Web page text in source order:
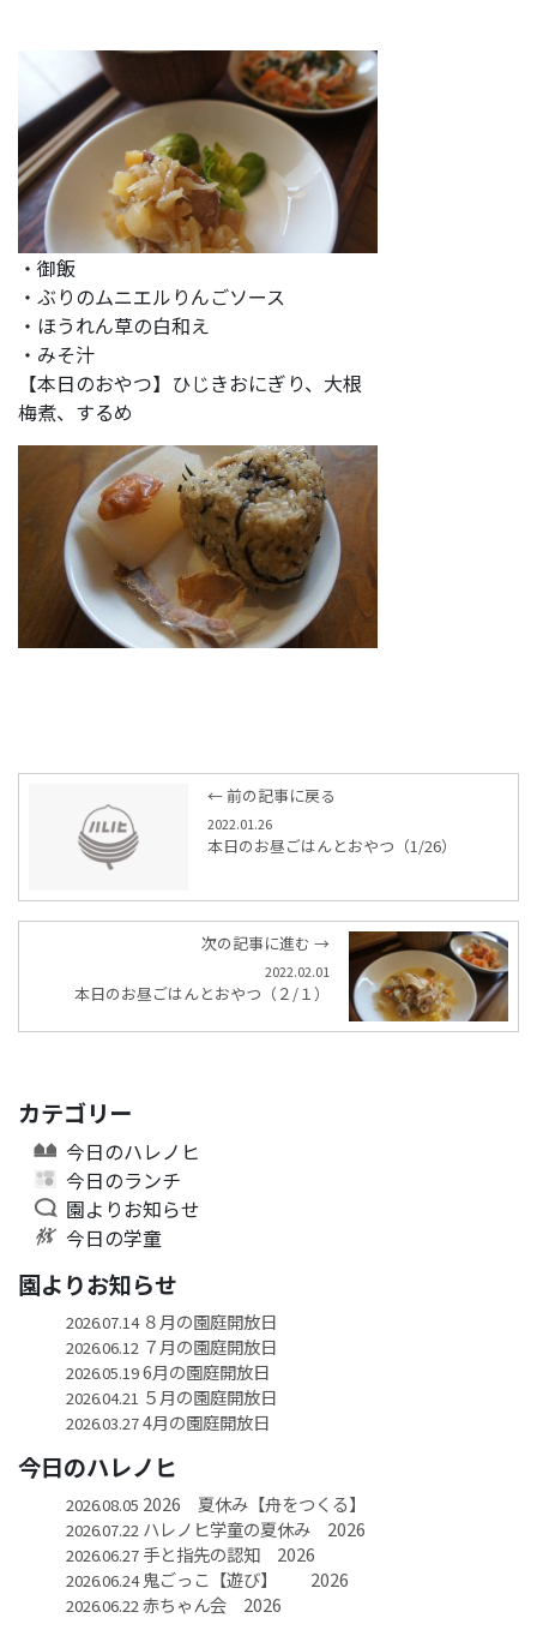
・御飯
・ぶりのムニエルりんごソース
・ほうれん草の白和え
・みそ汁
【本日のおやつ】ひじきおにぎり、大根
梅煮、するめ
← 前の記事に戻る
2022.01.26
本日のお昼ごはんとおやつ（1/26）
次の記事に進む →
2022.02.01
本日のお昼ごはんとおやつ（２/１）
カテゴリー
今日のハレノヒ
今日のランチ
園よりお知らせ
今日の学童
園よりお知らせ
2026.07.14８月の園庭開放日
2026.06.12 ７月の園庭開放日
2026.05.196月の園庭開放日
2026.04.21 ５月の園庭開放日
2026.03.274月の園庭開放日
今日のハレノヒ
2026.08.05 2026 夏休み【舟をつくる】
2026.07.22 ハレノヒ学童の夏休み 2026
2026.06.27手と指先の認知 2026
2026.06.24鬼ごっこ【遊び】 2026
2026.06.22赤ちゃん会 2026